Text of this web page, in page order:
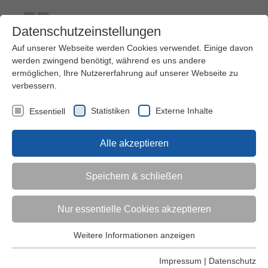
Kontakt Ihre Meinung ist uns wichtig!
Kinder (0-6)
Grundschulkinder
Jugendliche
Datenschutzeinstellungen
Auf unserer Webseite werden Cookies verwendet. Einige davon
werden zwingend benötigt, während es uns andere
ermöglichen, Ihre Nutzererfahrung auf unserer Webseite zu
verbessern.
Essentiell Statistiken Externe Inhalte
Alle akzeptieren
Speichern & schließen
Nur essentielle Cookies akzeptieren
Essentielle Cookies werden für grundlegende Funktionen der
Weitere Informationen anzeigen
Impressum | Datenschutz